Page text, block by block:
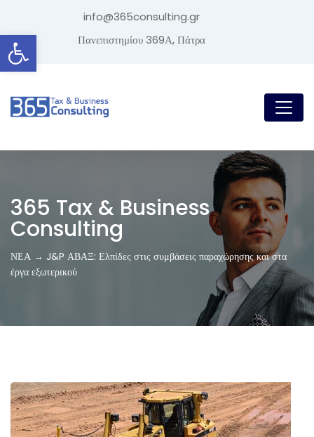
Ανοίξτε τη γραμμή εργαλείων
info@365consulting.gr
Πανεπιστημίου 369Α, Πάτρα
365 Tax & Business
Consulting
ΝΕΑ → J&P ΑΒΑΞ: Ελπίδες στις συμβάσεις παραχώρησης και στα
έργα εξωτερικού